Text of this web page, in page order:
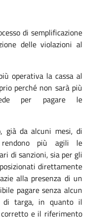
di semplificazione
delle violazioni al
operativa la cassa al
perché non sarà più
per pagare le
già da alcuni mesi, di
più agili le
di sanzioni, sia per gli
direttamente
alla presenza di un
pagare senza alcun
di targa, in quanto il
corretto e il riferimento